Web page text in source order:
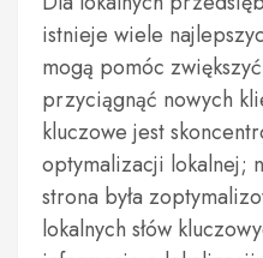
istnieje wiele
mogą pomóc
przyciągnąć nowych
kluczowe jest
optymalizacji lokalnej;
strona była
lokalnych słów